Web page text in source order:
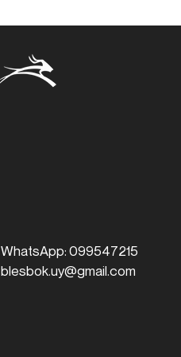
WhatsApp: 099547215
blesbok.uy@gmail.com